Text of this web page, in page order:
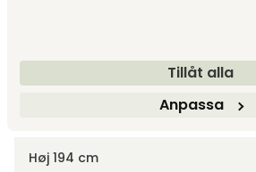
Tillåt alla
Anpassa
Høj 194 cm